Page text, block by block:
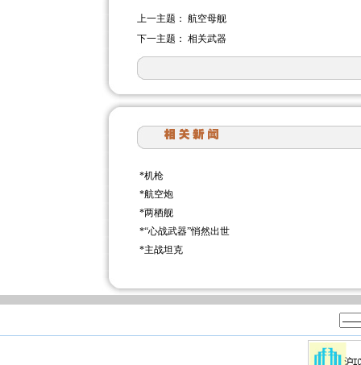
上一主题： 航空母舰
下一主题： 相关武器
*机枪
*航空炮
*两栖舰
*“心战武器”悄然出世
*主战坦克